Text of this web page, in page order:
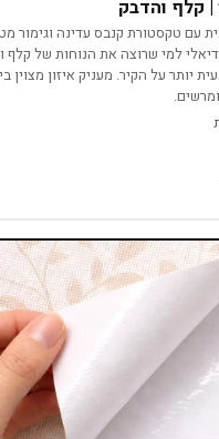
| קלף והדבק
עם טקסטורת קנבס עדינה וגימור
למי שרוצה את הנוחות של
יותר על הקיר. מעניק איזון מצוין